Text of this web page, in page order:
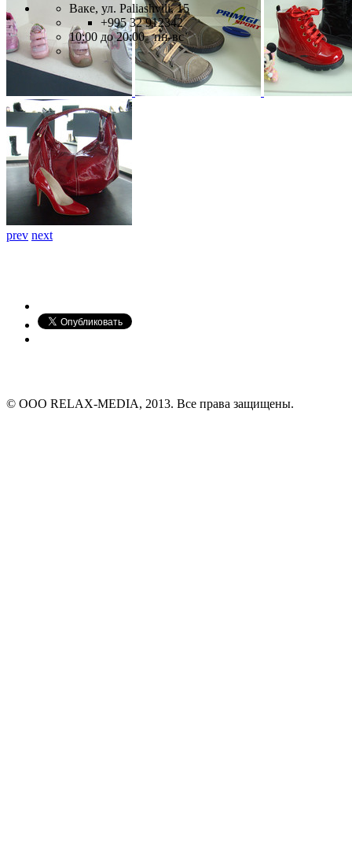
prev next
Ваке, ул. Paliashvili, 15
+995 32 912342
10:00 до 20:00 пн-вс
© ООО RELAX-MEDIA, 2013. Все права защищены.